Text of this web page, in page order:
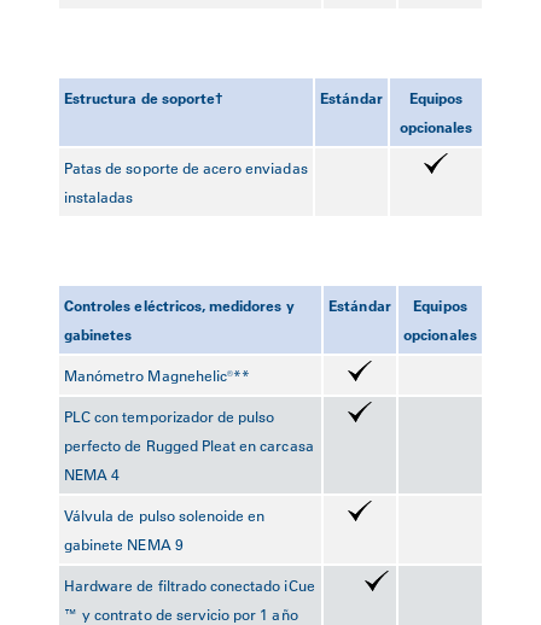
Estructura de soporte† Estándar
Equipos
opcionales
Patas de soporte de acero enviadas
instaladas
Controles eléctricos, medidores y
gabinetes
Estándar
Equipos
opcionales
Manómetro Magnehelic®**
PLC con temporizador de pulso
perfecto de Rugged Pleat en carcasa
NEMA 4
Válvula de pulso solenoide en
gabinete NEMA 9
Hardware de filtrado conectado iCue
™ y contrato de servicio por 1 año